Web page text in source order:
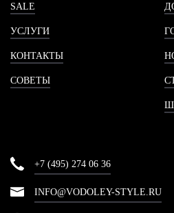
SALE
УСЛУГИ
КОНТАКТЫ
СОВЕТЫ
+7 (495) 274 06 36
INFO@VODOLEY-STYLE.RU